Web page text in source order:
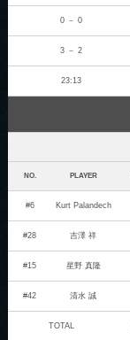
0 － 0
3 － 2
23:13
NO. PLAYER
#6 Kurt Palandech
#28 吉澤 祥
#15 星野 真隆
#42 清水 誠
TOTAL